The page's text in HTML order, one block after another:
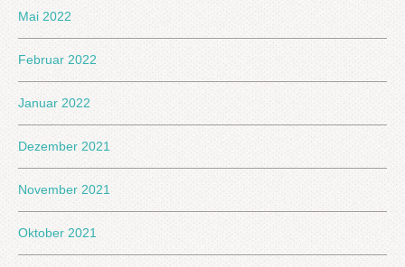
Mai 2022
Februar 2022
Januar 2022
Dezember 2021
November 2021
Oktober 2021